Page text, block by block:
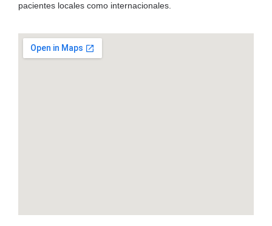
pacientes locales como internacionales.